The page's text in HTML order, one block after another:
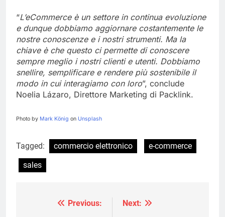
“L’eCommerce è un settore in continua evoluzione
e dunque dobbiamo aggiornare costantemente le
nostre conoscenze e i nostri strumenti. Ma la
chiave è che questo ci permette di conoscere
sempre meglio i nostri clienti e utenti. Dobbiamo
snellire, semplificare e rendere più sostenibile il
modo in cui interagiamo con loro”, conclude
Noelia Lázaro, Direttore Marketing di Packlink.
Photo by Mark König on Unsplash
Tagged: commercio elettronico
e-commerce
sales
Navigazione
Previous: Next: